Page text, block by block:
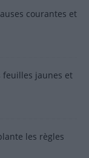
courantes et
feuilles jaunes et
les règles